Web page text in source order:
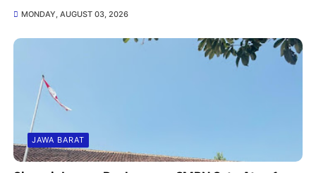
MONDAY, AUGUST 03, 2026
JAWA BARAT